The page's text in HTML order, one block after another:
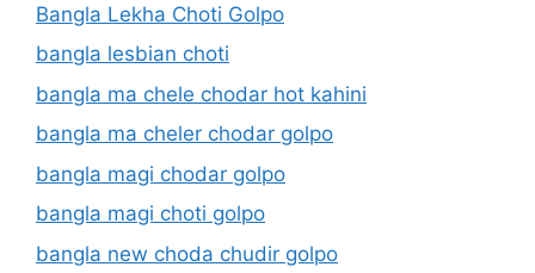
Bangla Lekha Choti Golpo
bangla lesbian choti
bangla ma chele chodar hot kahini
bangla ma cheler chodar golpo
bangla magi chodar golpo
bangla magi choti golpo
bangla new choda chudir golpo